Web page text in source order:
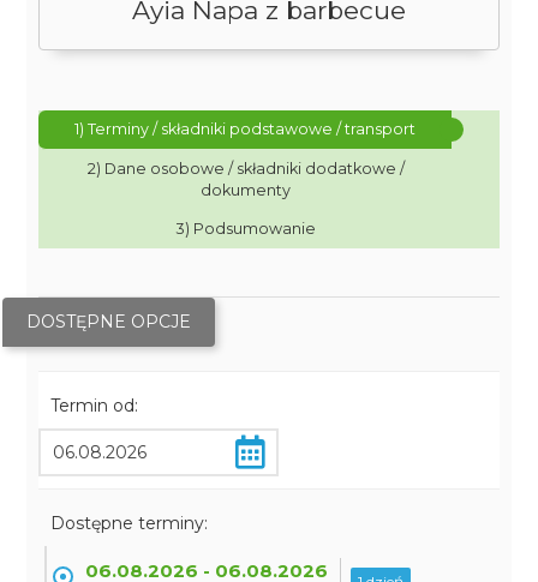
Ayia Napa z barbecue
1) Terminy / składniki podstawowe / transport
2) Dane osobowe / składniki dodatkowe /
dokumenty
3) Podsumowanie
DOSTĘPNE OPCJE
Termin od:
Dostępne terminy:
06.08.2026 - 06.08.2026